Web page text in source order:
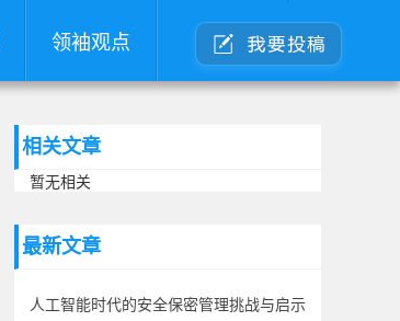
领袖观点
相关文章
暂无相关
最新文章
人工智能时代的安全保密管理挑战与启示